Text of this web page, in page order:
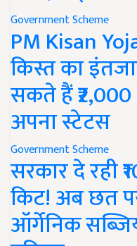
Government Scheme
PM Kisan
किस्त का
सकते हैं
अपना स्टेटस
Government Scheme
सरकार दे रही
किट! अब छत
ऑर्गेनिक